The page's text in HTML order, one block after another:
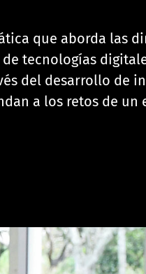
que aborda las
tecnologías
del desarrollo de
a los retos de